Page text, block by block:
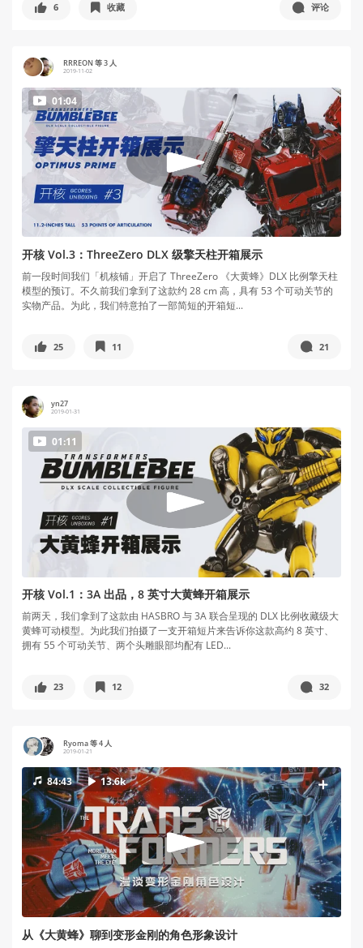
6 收藏 评论
RRREON 等 3 人
2019-11-02
01:04
开核 Vol.3：ThreeZero DLX 级擎天柱开箱展示
前一段时间我们「机核铺」开启了 ThreeZero 《大黄蜂》DLX 比例擎天柱
模型的预订。不久前我们拿到了这款约 28 cm 高，具有 53 个可动关节的
实物产品。为此，我们特意拍了一部简短的开箱短...
25 11 21
yn27
2019-01-31
01:11
开核 Vol.1：3A 出品，8 英寸大黄蜂开箱展示
前两天，我们拿到了这款由 HASBRO 与 3A 联合呈现的 DLX 比例收藏级大
黄蜂可动模型。为此我们拍摄了一支开箱短片来告诉你这款高约 8 英寸、
拥有 55 个可动关节、两个头雕眼部均配有 LED...
23 12 32
Ryoma 等 4 人
2019-01-21
84:43 13.6k
从《大黄蜂》聊到变形金刚的角色形象设计